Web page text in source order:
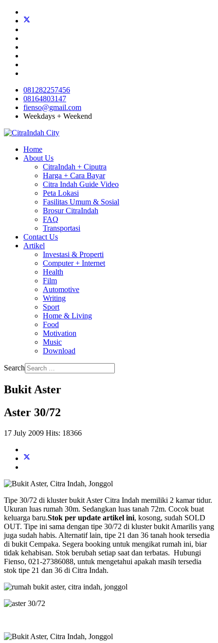
081282257456
08164803147
fienso@gmail.com
Weekdays + Weekend
Home
About Us
CitraIndah + Ciputra
Harga + Cara Bayar
Citra Indah Guide Video
Peta Lokasi
Fasilitas Umum & Sosial
Brosur CitraIndah
FAQ
Transportasi
Contact Us
Artikel
Investasi & Properti
Computer + Internet
Health
Film
Automotive
Writing
Sport
Home & Living
Food
Motivation
Music
Download
Search
Bukit Aster
Aster 30/72
17 July 2009 Hits: 18366
Tipe 30/72 di kluster bukit Aster Citra Indah memiliki 2 kamar tidur.
Ukuran luas rumah 30m. Sedangkan luas tanah 72m. Cocok buat
keluarga baru.Stok per update artikel ini, kosong, sudah SOLD
OUT. Tipe ini sama dengan tipe 30/72 di kluster bukit Amarilis yang
juga sudah habis. Alternatif lain, tipe 21 dan 36 tanah hook tersedia
di bukit Cempaka. Segera booking untuk mengikat rumah ini, biar
tidak kehabisan. Stok berubah setiap saat dan terbatas. Hubungi
Fienso, 021-27386088, untuk mengetahui apakah masih tersedia
stok tipe 21 dan 36 di Citra Indah.